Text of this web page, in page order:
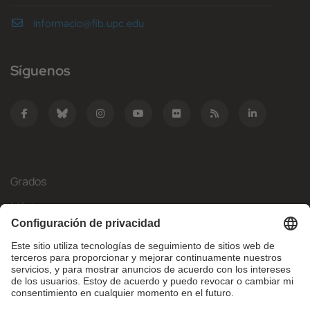
informacio@fib.upc.edu
Síguenos
Grados
Másteres
Movilidad Internacional
Investigación
Empresa